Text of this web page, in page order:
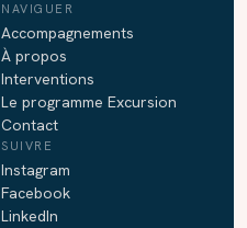
NAVIGUER
Accompagnements
À propos
Interventions
Le programme Excursion
Contact
SUIVRE
Instagram
Facebook
LinkedIn